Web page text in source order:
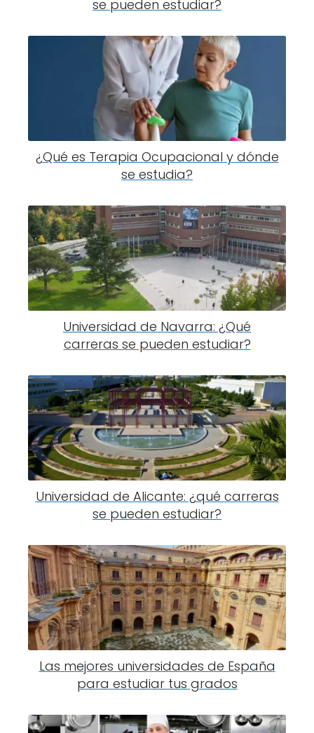
se pueden estudiar?
¿Qué es Terapia Ocupacional y dónde
se estudia?
Universidad de Navarra: ¿Qué
carreras se pueden estudiar?
Universidad de Alicante: ¿qué carreras
se pueden estudiar?
Las mejores universidades de España
para estudiar tus grados